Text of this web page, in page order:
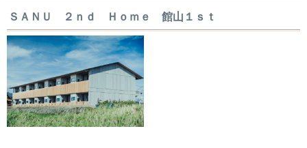
ＳＡＮＵ ２ｎｄ Ｈｏｍｅ 館山１ｓｔ